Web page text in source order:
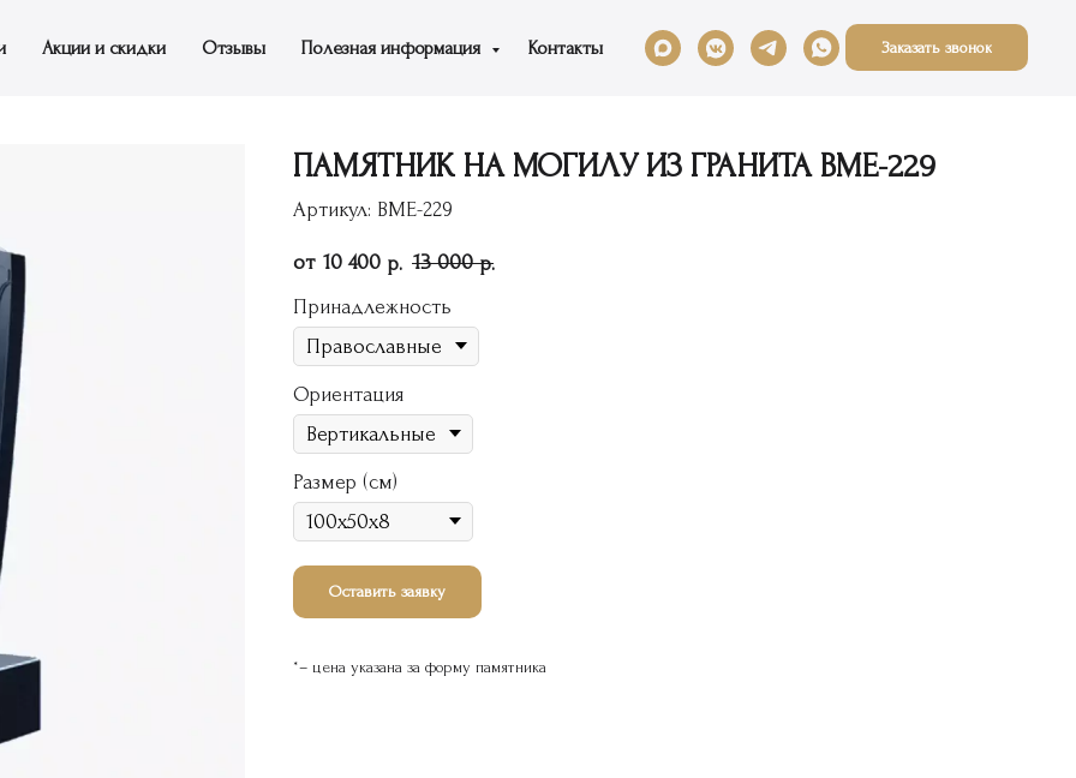
Акции и скидки Отзывы Полезная информация Контакты Заказать звонок
ПАМЯТНИК НА МОГИЛУ ИЗ ГРАНИТА ВМЕ-229
Артикул: ВМЕ-229
10 400 р. 13 000 р.
Принадлежность
Ориентация
Размер (см)
Оставить заявку
*– цена указана за форму памятника